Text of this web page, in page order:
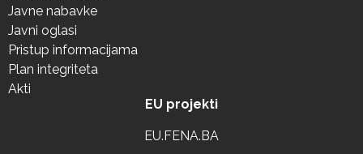
Javne nabavke
Javni oglasi
Pristup informacijama
Plan integriteta
Akti
EU projekti
EU.FENA.BA